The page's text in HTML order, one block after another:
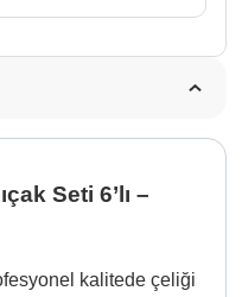
Seti 6’lı –
kalitede çeliği